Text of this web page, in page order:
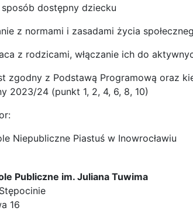
dostępny dziecku
z normami i zasadami życia
z rodzicami, włączanie ich do
zgodny z Podstawą Programową oraz
2023/24 (punkt 1, 2, 4, 6, 8, 10)
Niepubliczne Piastuś w Inowrocławiu
Publiczne im. Juliana Tuwima
16